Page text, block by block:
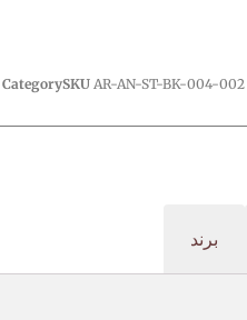
SKUAR-AN-ST-BK-004-002
Category
برند